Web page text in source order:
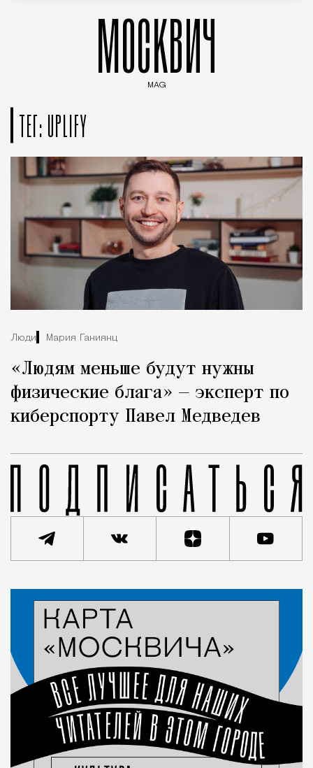
МОСКВИЧ
MAG
ТЕГ: UPLIFY
Люди Мария Ганиянц
«Людям меньше будут нужны
физические блага» — эксперт по
киберспорту Павел Медведев